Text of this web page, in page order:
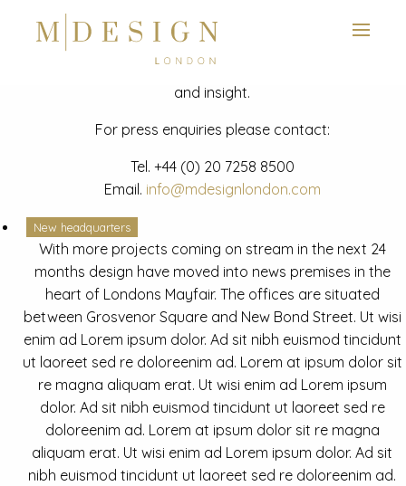
News
Latest mdesign development project and advisory news
and insight.
For press enquiries please contact:
Tel. +44 (0) 20 7258 8500
Email. info@mdesignlondon.com
New headquarters
With more projects coming on stream in the next 24
months design have moved into news premises in the
heart of Londons Mayfair. The offices are situated
between Grosvenor Square and New Bond Street. Ut wisi
enim ad Lorem ipsum dolor. Ad sit nibh euismod tincidunt
ut laoreet sed re doloreenim ad. Lorem at ipsum dolor sit
re magna aliquam erat. Ut wisi enim ad Lorem ipsum
dolor. Ad sit nibh euismod tincidunt ut laoreet sed re
doloreenim ad. Lorem at ipsum dolor sit re magna
aliquam erat. Ut wisi enim ad Lorem ipsum dolor. Ad sit
nibh euismod tincidunt ut laoreet sed re doloreenim ad.